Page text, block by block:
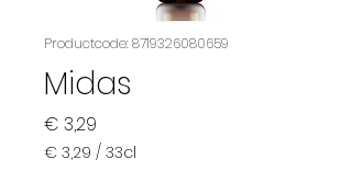
Productcode: 8719326080659
Midas
€ 3,29
€ 3,29 / 33cl